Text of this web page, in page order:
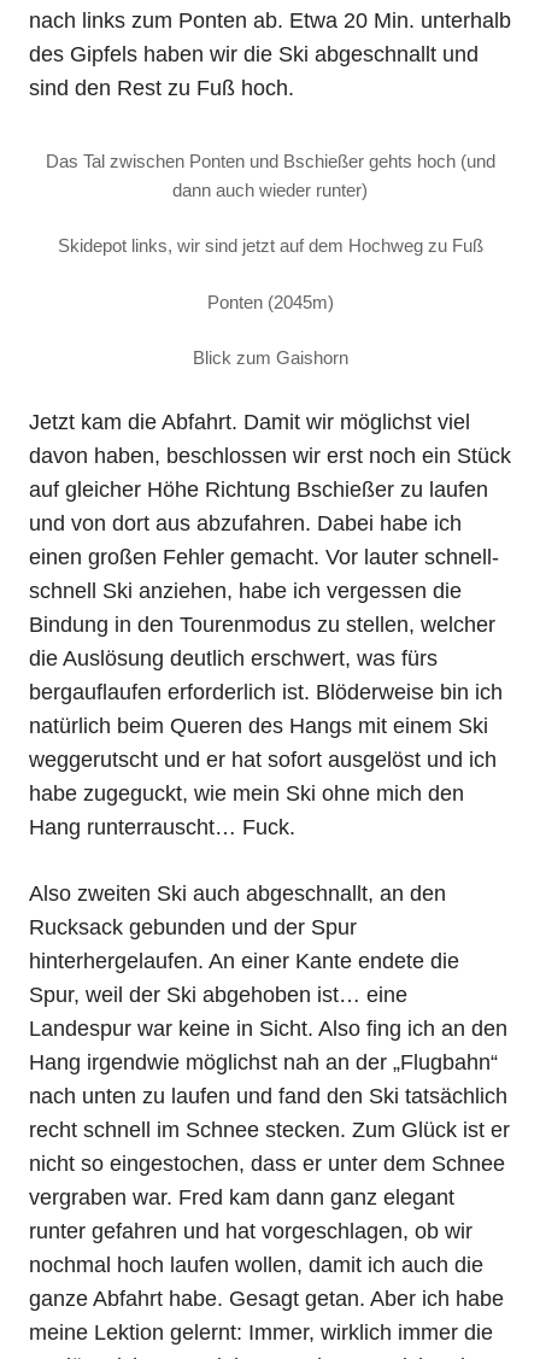
nach links zum Ponten ab. Etwa 20 Min. unterhalb
des Gipfels haben wir die Ski abgeschnallt und
sind den Rest zu Fuß hoch.
Das Tal zwischen Ponten und Bschießer gehts hoch (und
dann auch wieder runter)
Skidepot links, wir sind jetzt auf dem Hochweg zu Fuß
Ponten (2045m)
Blick zum Gaishorn
Jetzt kam die Abfahrt. Damit wir möglichst viel
davon haben, beschlossen wir erst noch ein Stück
auf gleicher Höhe Richtung Bschießer zu laufen
und von dort aus abzufahren. Dabei habe ich
einen großen Fehler gemacht. Vor lauter schnell-
schnell Ski anziehen, habe ich vergessen die
Bindung in den Tourenmodus zu stellen, welcher
die Auslösung deutlich erschwert, was fürs
bergauflaufen erforderlich ist. Blöderweise bin ich
natürlich beim Queren des Hangs mit einem Ski
weggerutscht und er hat sofort ausgelöst und ich
habe zugeguckt, wie mein Ski ohne mich den
Hang runterrauscht… Fuck.
Also zweiten Ski auch abgeschnallt, an den
Rucksack gebunden und der Spur
hinterhergelaufen. An einer Kante endete die
Spur, weil der Ski abgehoben ist… eine
Landespur war keine in Sicht. Also fing ich an den
Hang irgendwie möglichst nah an der „Flugbahn“
nach unten zu laufen und fand den Ski tatsächlich
recht schnell im Schnee stecken. Zum Glück ist er
nicht so eingestochen, dass er unter dem Schnee
vergraben war. Fred kam dann ganz elegant
runter gefahren und hat vorgeschlagen, ob wir
nochmal hoch laufen wollen, damit ich auch die
ganze Abfahrt habe. Gesagt getan. Aber ich habe
meine Lektion gelernt: Immer, wirklich immer die